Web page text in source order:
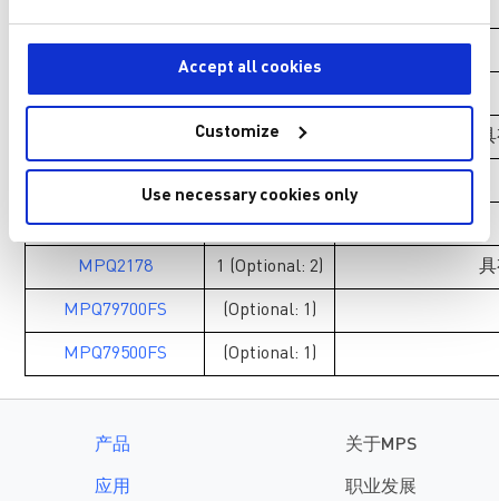
Accept all cookies
Customize
Use necessary cookies only
MPQ2288 1
1 (Optional: 2)
MPQ20073 1
MPQ2178 1 (Optional: 2)
MPQ79700FS (Optional: 1)
MPQ79500FS (Optional: 1)
产品
应用
关于MPS
职业发展